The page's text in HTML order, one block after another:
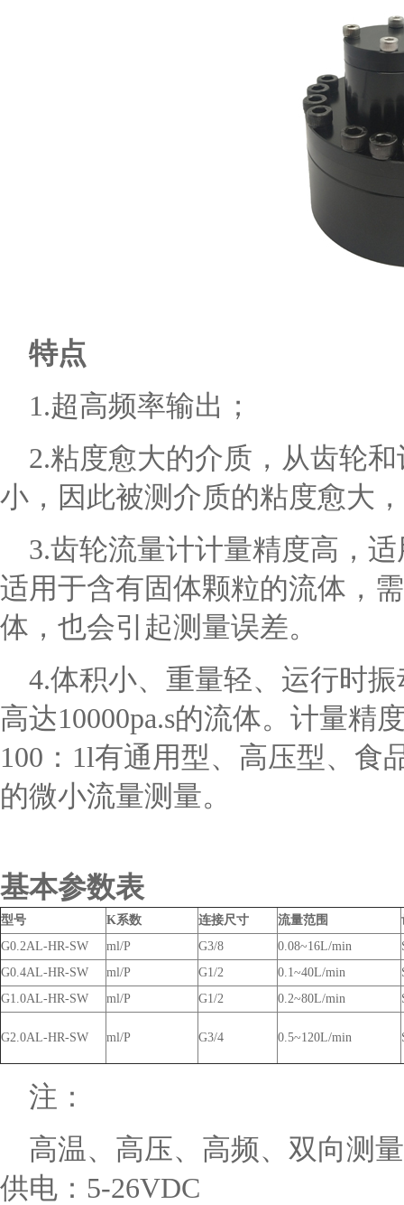
特点
1.超高频率输出；
2.粘度愈大的介质，从齿轮
小，因此被测介质的粘度愈大
3.齿轮流量计计量精度高，
适用于含有固体颗粒的流体，
体，也会引起测量误差。
4.体积小、重量轻、运行时
高达10000pa.s的流体。计量精
100：1l有通用型、高压型、食
的微小流量测量。
基本参数表
型号 K系数 连接尺寸 流量范围
G0.2AL-HR-SW
ml/P G3/8 0.08~16L/min
G0.4AL-HR-SW
ml/P G1/2 0.1~40L/min
G1.0AL-HR-SW
ml/P G1/2 0.2~80L/min
G2.0AL-HR-SW ml/P G3/4 0.5~120L/min
注：
高温、高压、高频、双向测
供电：5-26VDC